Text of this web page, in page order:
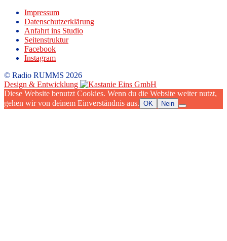
Impressum
Datenschutzerklärung
Anfahrt ins Studio
Seitenstruktur
Facebook
Instagram
© Radio RUMMS 2026
Design & Entwicklung
Diese Website benutzt Cookies. Wenn du die Website weiter nutzt,
gehen wir von deinem Einverständnis aus. OK Nein